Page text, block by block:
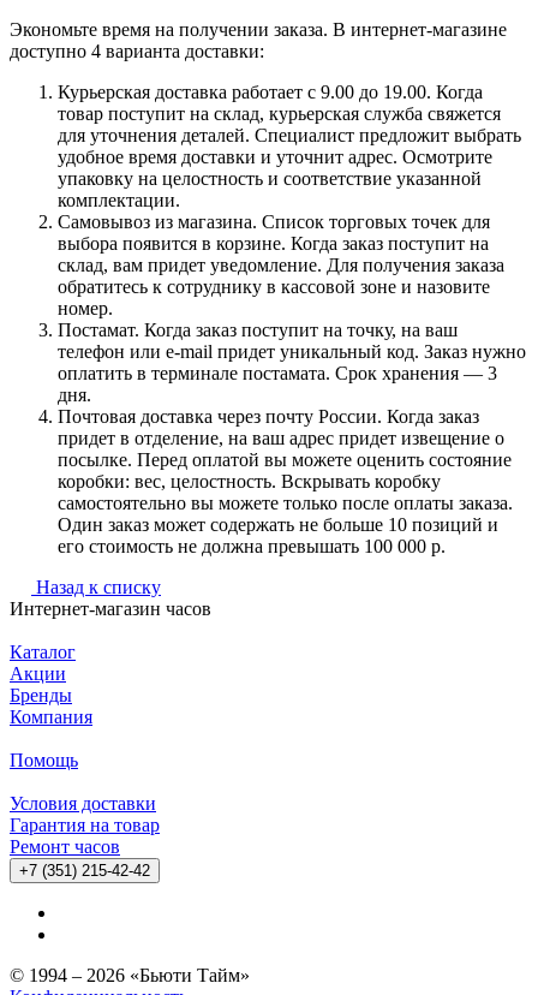
Экономьте время на получении заказа. В интернет-магазине
доступно 4 варианта доставки:
Курьерская доставка работает с 9.00 до 19.00. Когда
товар поступит на склад, курьерская служба свяжется
для уточнения деталей. Специалист предложит выбрать
удобное время доставки и уточнит адрес. Осмотрите
упаковку на целостность и соответствие указанной
комплектации.
Самовывоз из магазина. Список торговых точек для
выбора появится в корзине. Когда заказ поступит на
склад, вам придет уведомление. Для получения заказа
обратитесь к сотруднику в кассовой зоне и назовите
номер.
Постамат. Когда заказ поступит на точку, на ваш
телефон или e-mail придет уникальный код. Заказ нужно
оплатить в терминале постамата. Срок хранения — 3
дня.
Почтовая доставка через почту России. Когда заказ
придет в отделение, на ваш адрес придет извещение о
посылке. Перед оплатой вы можете оценить состояние
коробки: вес, целостность. Вскрывать коробку
самостоятельно вы можете только после оплаты заказа.
Один заказ может содержать не больше 10 позиций и
его стоимость не должна превышать 100 000 р.
Назад к списку
Интернет-магазин часов
Каталог
Акции
Бренды
Компания
Помощь
Условия доставки
Гарантия на товар
Ремонт часов
+7 (351) 215-42-42
© 1994 – 2026 «Бьюти Тайм»